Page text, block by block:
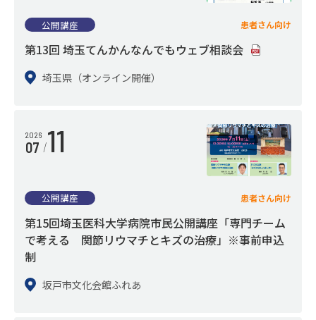
公開講座 患者さん向け
第13回 埼玉てんかんなんでもウェブ相談会
埼玉県（オンライン開催）
2026
07 11
公開講座 患者さん向け
第15回埼玉医科大学病院市民公開講座「専門チーム
で考える 関節リウマチとキズの治療」※事前申込
制
坂戸市文化会館ふれあ
入院
入院される方
病室のご案内
ファミリーハウス
患者サービスのご案内